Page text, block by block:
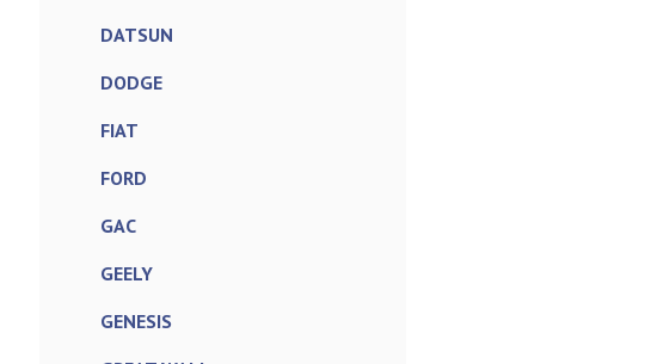
DATSUN
DODGE
FIAT
FORD
GAC
GEELY
GENESIS